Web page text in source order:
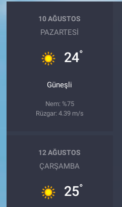
10 AĞUSTOS
PAZARTESI
24°
Güneşli
Nem: %75
Rüzgar: 4.39 m/s
12 AĞUSTOS
ÇARŞAMBA
25°